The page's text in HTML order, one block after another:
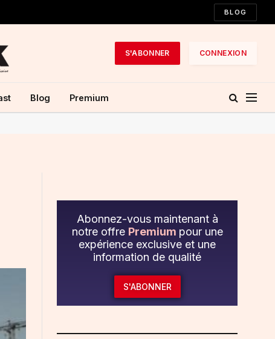
BLOG
S'ABONNER CONNEXION
Blog Premium
Abonnez-vous maintenant à
notre offre Premium pour une
expérience exclusive et une
information de qualité
S'ABONNER